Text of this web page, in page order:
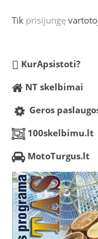
Tik prisijungę
KurApsistoti?
NT skelbimai
Geros
100skelbimu.lt
MotoTurgus.lt